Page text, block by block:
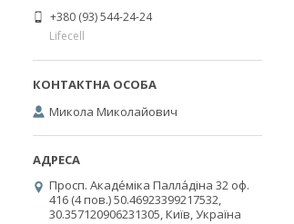
+380 (93) 544-24-24
Lifecell
Микола Миколайович
Просп. Акаде́міка Палла́діна 32 оф.
416 (4 пов.) 50.46923399217532,
30.357120906231305, Київ, Україна